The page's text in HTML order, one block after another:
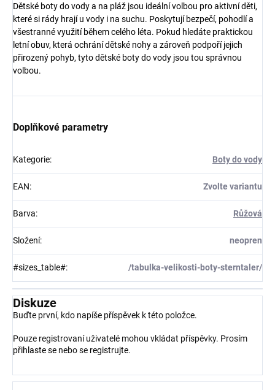
Dětské boty do vody a na pláž jsou ideální volbou pro aktivní děti,
které si rády hrají u vody i na suchu. Poskytují bezpečí, pohodlí a
všestranné využití během celého léta. Pokud hledáte praktickou
letní obuv, která ochrání dětské nohy a zároveň podpoří jejich
přirozený pohyb, tyto dětské boty do vody jsou tou správnou
volbou.
Doplňkové parametry
Kategorie: Boty do vody
EAN: Zvolte variantu
Barva: Růžová
Složení: neopren
#sizes_table#: /tabulka-velikosti-boty-sterntaler/
Diskuze
Buďte první, kdo napíše příspěvek k této položce.
Pouze registrovaní uživatelé mohou vkládat příspěvky. Prosím
přihlaste se nebo se registrujte.